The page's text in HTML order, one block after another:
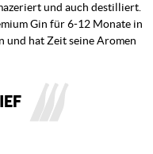
und auch destilliert.
Gin für 6-12 Monate in
und hat Zeit seine Aromen